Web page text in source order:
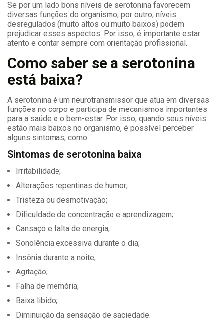
Se por um lado bons níveis de serotonina favorecem
diversas funções do organismo, por outro, níveis
desregulados (muito altos ou muito baixos) podem
prejudicar esses aspectos. Por isso, é importante estar
atento e contar sempre com orientação profissional.
Como saber se a serotonina
está baixa?
A serotonina é um neurotransmissor que atua em diversas
funções no corpo e participa de mecanismos importantes
para a saúde e o bem-estar. Por isso, quando seus níveis
estão mais baixos no organismo, é possível perceber
alguns sintomas, como:
Sintomas de serotonina baixa
Irritabilidade;
Alterações repentinas de humor;
Tristeza ou desmotivação;
Dificuldade de concentração e aprendizagem;
Cansaço e falta de energia;
Sonolência excessiva durante o dia;
Insônia durante a noite;
Agitação;
Falha de memória;
Baixa libido;
Diminuição da sensação de saciedade.